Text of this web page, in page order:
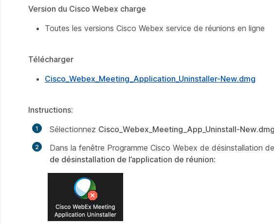
Version du Cisco Webex charge
Toutes les versions Cisco Webex service de réunions en ligne
Télécharger
Cisco_Webex_Meeting_Application_Uninstaller-New.dmg
Instructions:
Sélectionnez Cisco_Webex_Meeting_App_Uninstall-New.dmg
Dans la fenêtre Programme Cisco Webex de désinstallation de
de désinstallation de l’application de réunion: